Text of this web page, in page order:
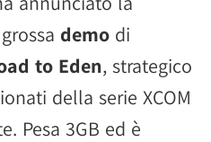
demo di
to Eden, strategico
della serie XCOM
Pesa 3GB ed è